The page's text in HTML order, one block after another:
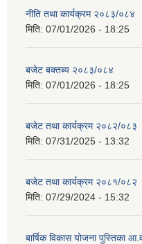
नीति तथा कार्यक्रम २०८३/०८४
मिति: 07/01/2026 - 18:25
बजेट बक्तब्य २०८३/०८४
मिति: 07/01/2026 - 18:25
बजेट तथा कार्यक्रम २०८२/०८३
मिति: 07/31/2025 - 13:32
बजेट तथा कार्यक्रम २०८१/०८२
मिति: 07/29/2024 - 15:32
बार्षिक विकास योजना पुस्तिका